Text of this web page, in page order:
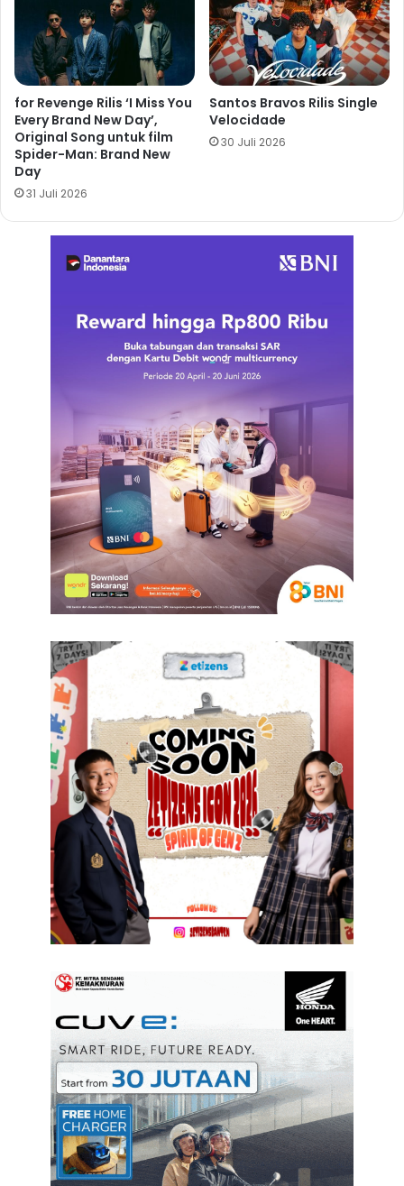
for Revenge Rilis ‘I Miss You
Every Brand New Day’,
Original Song untuk film
Spider-Man: Brand New
Day
31 Juli 2026
Santos Bravos Rilis Single
Velocidade
30 Juli 2026